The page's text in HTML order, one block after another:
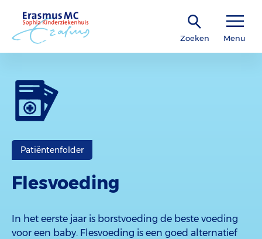
Zoeken Menu
Patiëntenfolder
Flesvoeding
In het eerste jaar is borstvoeding de beste voeding
voor een baby. Flesvoeding is een goed alternatief